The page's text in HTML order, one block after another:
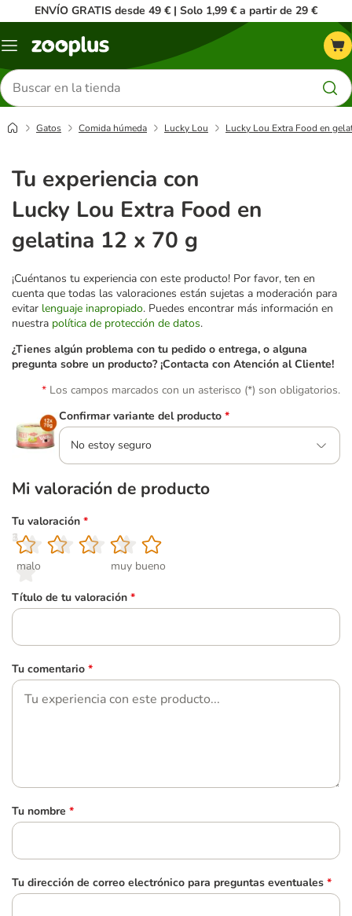
ENVÍO GRATIS desde 49 € | Solo 1,99 € a partir de 29 €
Menú
Buscar
productos
Gatos Comida húmeda Lucky Lou Lucky Lou Extra Food en
Tu experiencia con
Lucky Lou Extra Food en
gelatina 12 x 70 g
¡Cuéntanos tu experiencia con este producto! Por favor, ten en
cuenta que todas las valoraciones están sujetas a moderación para
evitar lenguaje inapropiado. Puedes encontrar más información en
nuestra política de protección de datos.
¿Tienes algún problema con tu pedido o entrega, o alguna
pregunta sobre un producto? ¡Contacta con Atención al Cliente!
Los campos marcados con un asterisco (*) son obligatorios.
Confirmar variante del producto *
No estoy seguro
Mi valoración de producto
Tu valoración *
1
malo
2
3
4
5
muy bueno
Título de tu valoración *
Tu comentario *
Tu nombre *
Tu dirección de correo electrónico para preguntas eventuales *